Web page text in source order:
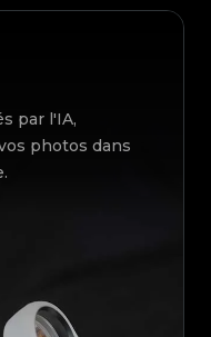
par l'IA,
photos dans